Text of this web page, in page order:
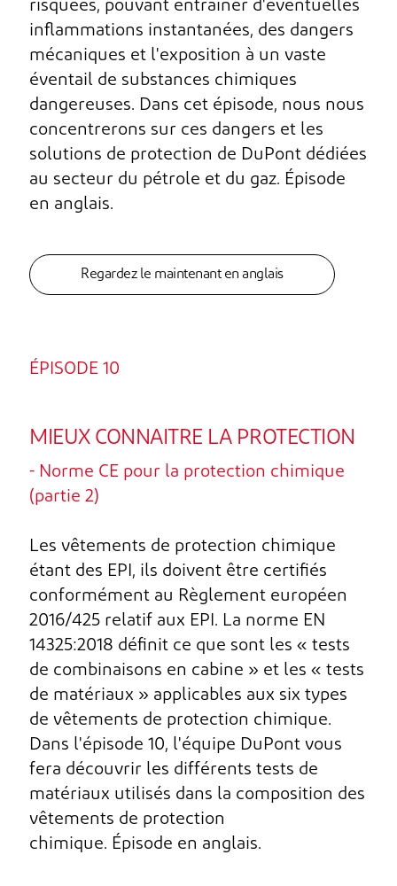
risquées, pouvant entraîner d'éventuelles
inflammations instantanées, des dangers
mécaniques et l'exposition à un vaste
éventail de substances chimiques
dangereuses. Dans cet épisode, nous nous
concentrerons sur ces dangers et les
solutions de protection de DuPont dédiées
au secteur du pétrole et du gaz. Épisode
en anglais.
Regardez le maintenant en anglais
ÉPISODE 10
MIEUX CONNAITRE LA PROTECTION
- Norme CE pour la protection chimique
(partie 2)
Les vêtements de protection chimique
étant des EPI, ils doivent être certifiés
conformément au Règlement européen
2016/425 relatif aux EPI. La norme EN
14325:2018 définit ce que sont les « tests
de combinaisons en cabine » et les « tests
de matériaux » applicables aux six types
de vêtements de protection chimique.
Dans l'épisode 10, l'équipe DuPont vous
fera découvrir les différents tests de
matériaux utilisés dans la composition des
vêtements de protection
chimique. Épisode en anglais.